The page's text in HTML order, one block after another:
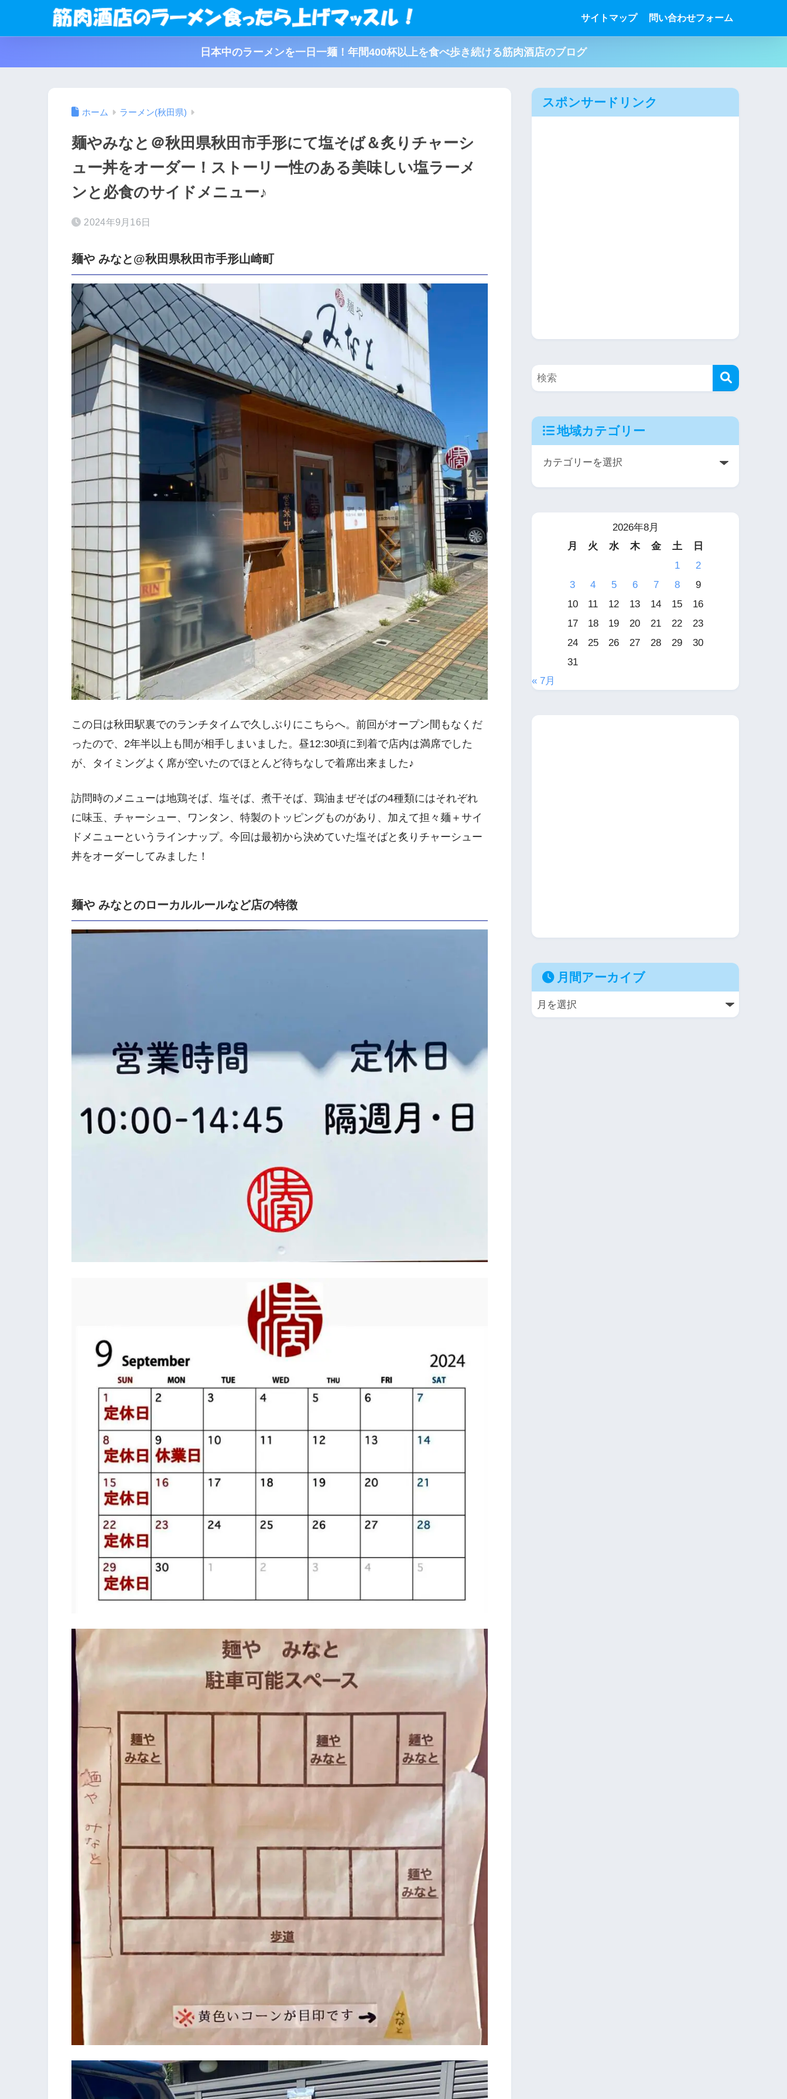
サイトマップ 問い合わせフォーム
日本中のラーメンを一日一麺！年間400杯以上を食べ歩き続ける筋肉酒店のブログ
ホーム ラーメン(秋田県)
麺やみなと＠秋田県秋田市手形にて塩そば＆炙りチャーシ
ュー丼をオーダー！ストーリー性のある美味しい塩ラーメ
ンと必食のサイドメニュー♪
2024年9月16日
麺や みなと@秋田県秋田市手形山崎町
この日は秋田駅裏でのランチタイムで久しぶりにこちらへ。前回がオープン間もなくだ
ったので、2年半以上も間が相手しまいました。昼12:30頃に到着で店内は満席でした
が、タイミングよく席が空いたのでほとんど待ちなしで着席出来ました♪
訪問時のメニューは地鶏そば、塩そば、煮干そば、鶏油まぜそばの4種類にはそれぞれ
に味玉、チャーシュー、ワンタン、特製のトッピングものがあり、加えて担々麺＋サイ
ドメニューというラインナップ。今回は最初から決めていた塩そばと炙りチャーシュー
丼をオーダーしてみました！
麺や みなとのローカルルールなど店の特徴
スポンサードリンク
地域カテゴリー
2026年8月
月
火 水 木 金 土
日
1
2
3
4 5 6 7 8
9
10
11 12 13 14 15
16
17
18 19 20 21 22
23
24
25 26 27 28 29
30
31
« 7月
月間アーカイブ